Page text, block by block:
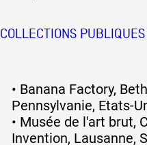
COLLECTIONS
• Banana Factory,
Pennsylvanie, Etats-
• Musée de l'art brut,
Invention, Lausanne,